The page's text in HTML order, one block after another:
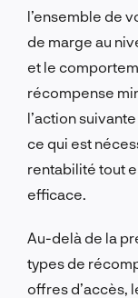
l’ensemble de
de marge au
et le
récompense
l’action
ce qui est
rentabilité tout
efficace.
Au-delà de la
types de
offres d’accès,